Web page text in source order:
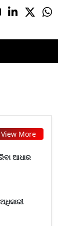
View More
ଆଧାର